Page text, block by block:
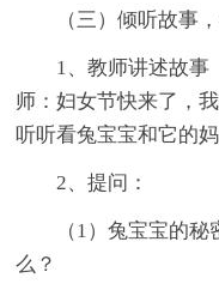
（三）倾听故事
1、教师讲述故事
师：妇女节快来了，
听听看兔宝宝和它的
2、提问：
（1）兔宝宝的
么？